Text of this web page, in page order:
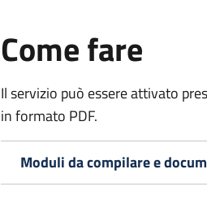
Come fare
Il servizio può essere attivato
in formato PDF.
Moduli da compilare e